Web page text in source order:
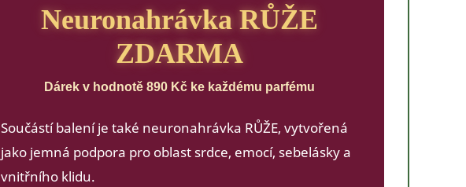
Neuronahrávka RŮŽE
ZDARMA
Dárek v hodnotě 890 Kč ke každému parfému
Součástí balení je také neuronahrávka RŮŽE, vytvořená
jako jemná podpora pro oblast srdce, emocí, sebelásky a
vnitřního klidu.